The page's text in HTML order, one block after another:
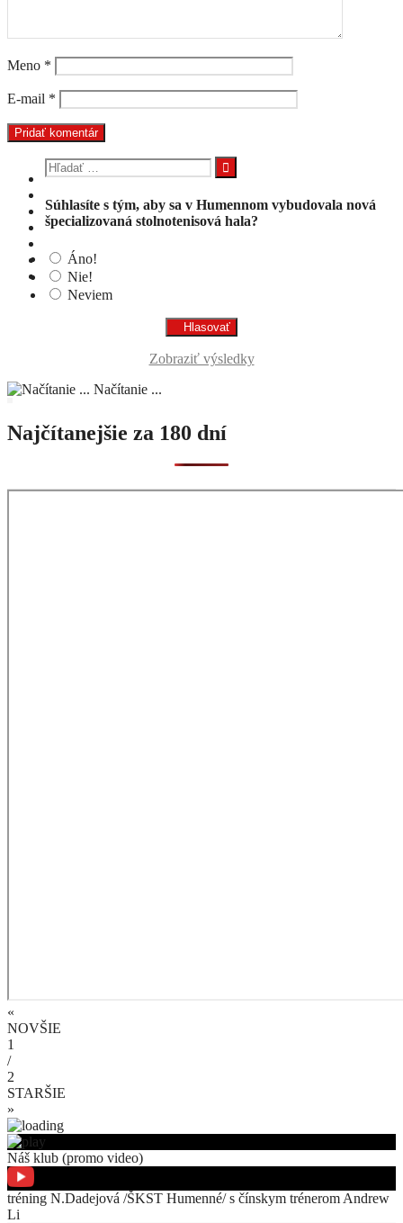
Meno *
E-mail *
Hľadať:
Súhlasíte s tým, aby sa v Humennom vybudovala nová
špecializovaná stolnotenisová hala?
Áno!
Nie!
Neviem
Zobraziť výsledky
Načítanie ...
Najčítanejšie za 180 dní
«
NOVŠIE
1
/
2
STARŠIE
»
Náš klub (promo video)
tréning N.Dadejová /ŠKST Humenné/ s čínskym trénerom Andrew
Li